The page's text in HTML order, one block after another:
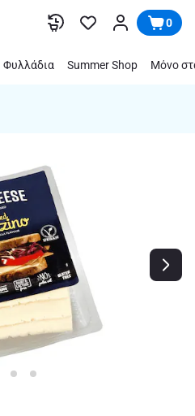
0
Φυλλάδια Summer Shop Μόνο